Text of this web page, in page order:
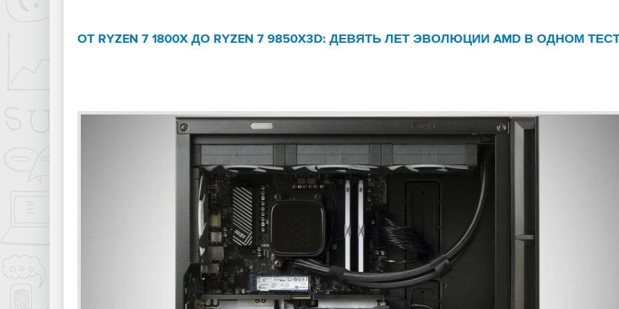
ОТ RYZEN 7 1800X ДО RYZEN 7 9850X3D: ДЕВЯТЬ ЛЕТ ЭВОЛЮЦИИ AMD В ОДНОМ